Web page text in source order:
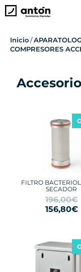
Inicio/
COMPRESORES
FILTRO
SECADOR
196,00€
156,80€